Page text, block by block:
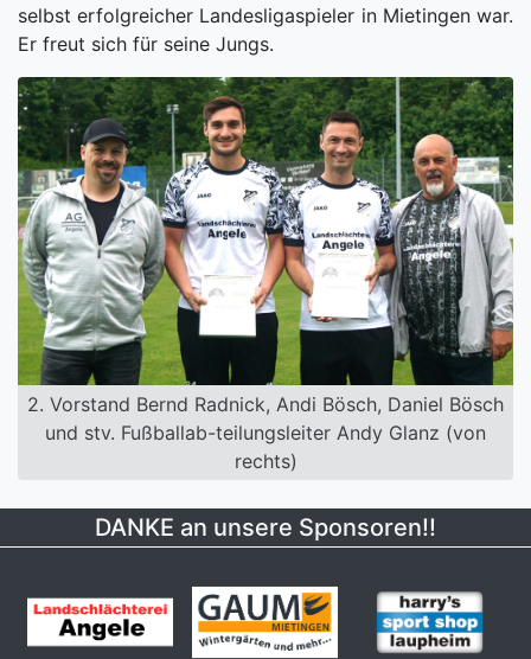
selbst erfolgreicher Landesligaspieler in Mietingen war.
Er freut sich für seine Jungs.
2. Vorstand Bernd Radnick, Andi Bösch, Daniel Bösch
und stv. Fußballab-teilungsleiter Andy Glanz (von
rechts)
DANKE an unsere Sponsoren!!